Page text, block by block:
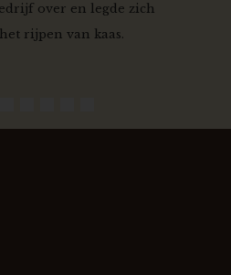
over en legde zich
rijpen van kaas.